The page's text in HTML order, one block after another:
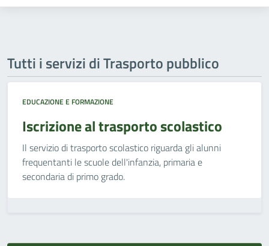
Tutti i servizi di Trasporto pubblico
EDUCAZIONE E FORMAZIONE
Iscrizione al trasporto scolastico
Il servizio di trasporto scolastico riguarda gli alunni
frequentanti le scuole dell'infanzia, primaria e
secondaria di primo grado.